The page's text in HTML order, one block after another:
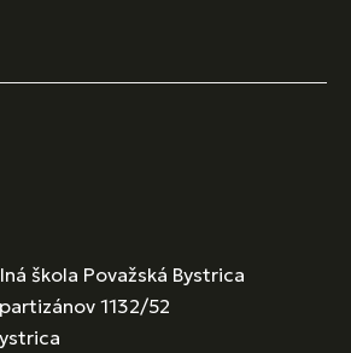
škola Považská Bystrica
1132/52